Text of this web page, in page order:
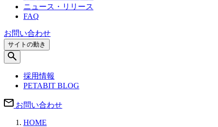
ニュース・リリース
FAQ
お問い合わせ
サイトの動き
採用情報
PETABIT BLOG
お問い合わせ
HOME